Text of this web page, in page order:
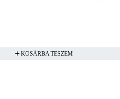
KOSÁRBA TESZEM